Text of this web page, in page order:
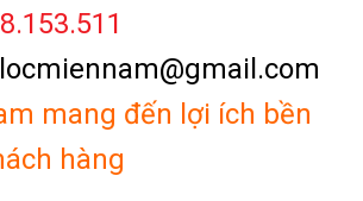
mang đến lợi ích bền
hàng